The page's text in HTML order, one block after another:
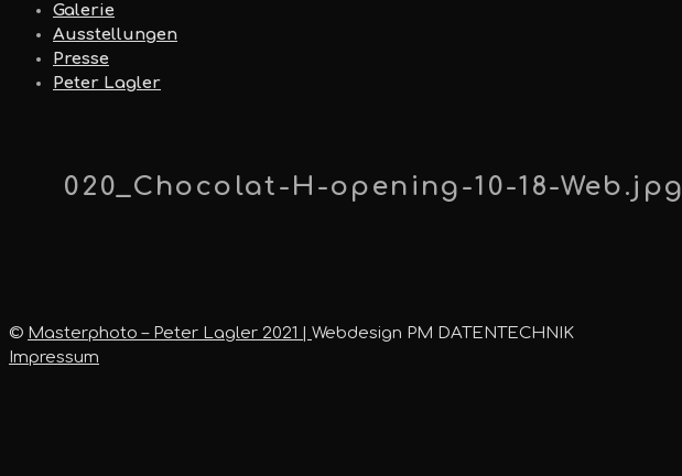
Galerie
Ausstellungen
Presse
Peter Lagler
020_Chocolat-H-opening-10-18-Web.jpg
© Masterphoto – Peter Lagler 2021 | Webdesign PM DATENTECHNIK
Impressum